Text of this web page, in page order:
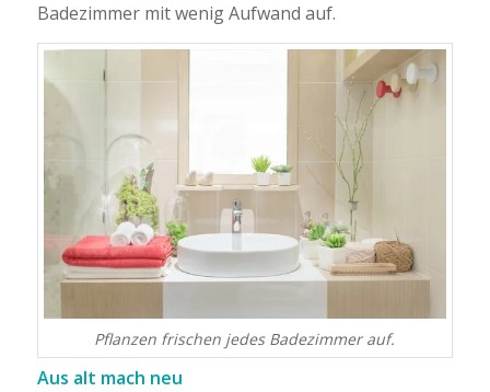
Badezimmer mit wenig Aufwand auf.
Pflanzen frischen jedes Badezimmer auf.
Aus alt mach neu